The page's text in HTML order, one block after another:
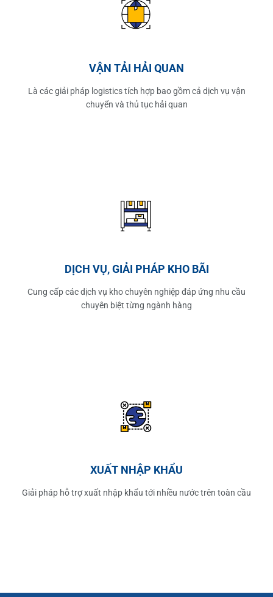
VẬN TẢI HẢI QUAN
Là các giải pháp logistics tích hợp bao gồm cả dịch vụ vận
chuyển và thủ tục hải quan
DỊCH VỤ, GIẢI PHÁP KHO BÃI
Cung cấp các dịch vụ kho chuyên nghiệp đáp ứng nhu cầu
chuyên biệt từng ngành hàng
XUẤT NHẬP KHẨU
Giải pháp hỗ trợ xuất nhập khẩu tới nhiều nước trên toàn cầu